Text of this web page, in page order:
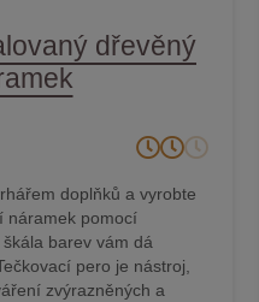
dřevěný
doplňků a vyrobte
náramek pomocí
barev vám dá
pero je nástroj,
zvýrazněných a